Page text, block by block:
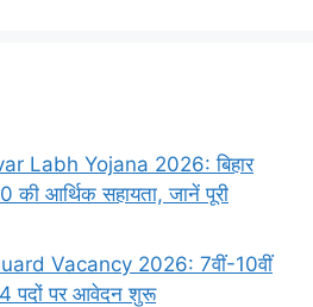
Labh Yojana 2026: बिहार
की आर्थिक सहायता, जानें पूरी
Vacancy 2026: 7वीं-10वीं
पदों पर आवेदन शुरू